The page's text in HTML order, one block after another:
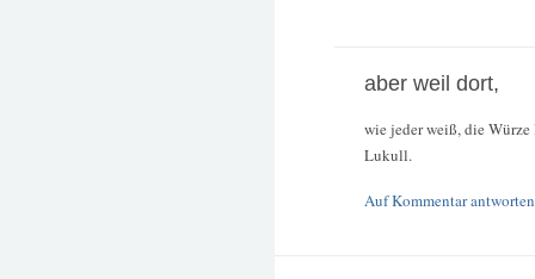
aber weil dort,
wie jeder weiß, die
Lukull.
Auf Kommentar antworten